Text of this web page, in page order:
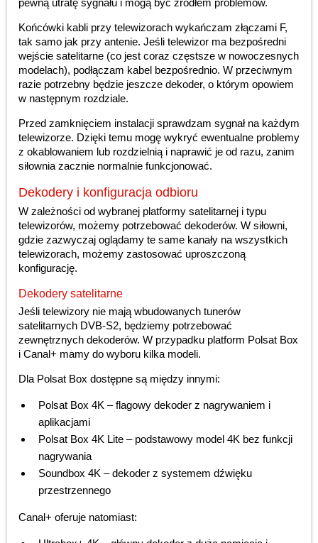
pewną utratę sygnału i mogą być źródłem problemów.
Końcówki kabli przy telewizorach wykańczam złączami F,
tak samo jak przy antenie. Jeśli telewizor ma bezpośredni
wejście satelitarne (co jest coraz częstsze w nowoczesnych
modelach), podłączam kabel bezpośrednio. W przeciwnym
razie potrzebny będzie jeszcze dekoder, o którym opowiem
w następnym rozdziale.
Przed zamknięciem instalacji sprawdzam sygnał na każdym
telewizorze. Dzięki temu mogę wykryć ewentualne problemy
z okablowaniem lub rozdzielnią i naprawić je od razu, zanim
siłownia zacznie normalnie funkcjonować.
Dekodery i konfiguracja odbioru
W zależności od wybranej platformy satelitarnej i typu
telewizorów, możemy potrzebować dekoderów. W siłowni,
gdzie zazwyczaj oglądamy te same kanały na wszystkich
telewizorach, możemy zastosować uproszczoną
konfigurację.
Dekodery satelitarne
Jeśli telewizory nie mają wbudowanych tunerów
satelitarnych DVB-S2, będziemy potrzebować
zewnętrznych dekoderów. W przypadku platform Polsat Box
i Canal+ mamy do wyboru kilka modeli.
Dla Polsat Box dostępne są między innymi:
Polsat Box 4K – flagowy dekoder z nagrywaniem i
aplikacjami
Polsat Box 4K Lite – podstawowy model 4K bez funkcji
nagrywania
Soundbox 4K – dekoder z systemem dźwięku
przestrzennego
Canal+ oferuje natomiast: